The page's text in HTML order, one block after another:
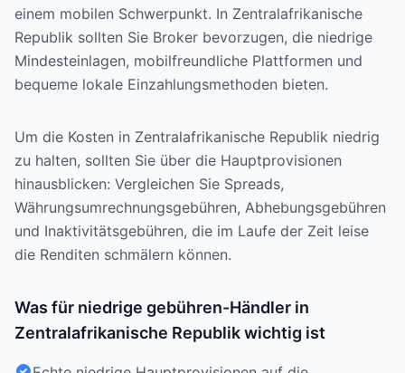
einem mobilen Schwerpunkt. In Zentralafrikanische
Republik sollten Sie Broker bevorzugen, die niedrige
Mindesteinlagen, mobilfreundliche Plattformen und
bequeme lokale Einzahlungsmethoden bieten.
Um die Kosten in Zentralafrikanische Republik niedrig
zu halten, sollten Sie über die Hauptprovisionen
hinausblicken: Vergleichen Sie Spreads,
Währungsumrechnungsgebühren, Abhebungsgebühren
und Inaktivitätsgebühren, die im Laufe der Zeit leise
die Renditen schmälern können.
Was für niedrige gebühren-Händler in
Zentralafrikanische Republik wichtig ist